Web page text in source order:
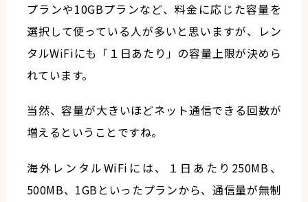
プランや10GBプランなど、料金に応じた容量を
選択して使っている人が多いと思いますが、レン
タルWiFiにも「１日あたり」の容量上限が決めら
れています。
当然、容量が大きいほどネット通信できる回数が
増えるということですね。
海外レンタルWiFiには、１日あたり250MB、
500MB、1GBといったプランから、通信量が無制